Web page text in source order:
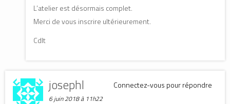
L’atelier est désormais complet.
Merci de vous inscrire ultérieurement.
Cdlt
Connectez-vous pour répondre
josephl
6 juin 2018 à 11h22